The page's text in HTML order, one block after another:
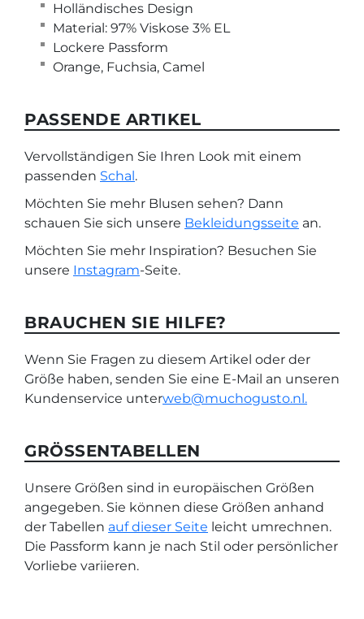
Holländisches Design
Material: 97% Viskose 3% EL
Lockere Passform
Orange, Fuchsia, Camel
PASSENDE ARTIKEL
Vervollständigen Sie Ihren Look mit einem
passenden Schal .
Möchten Sie mehr Blusen sehen? Dann
schauen Sie sich unsere Bekleidungsseite an.
Möchten Sie mehr Inspiration? Besuchen Sie
unsere Instagram-Seite.
BRAUCHEN SIE HILFE?
Wenn Sie Fragen zu diesem Artikel oder der
Größe haben, senden Sie eine E-Mail an unseren
Kundenservice unterweb@muchogusto.nl.
GRÖSSENTABELLEN
Unsere Größen sind in europäischen Größen
angegeben. Sie können diese Größen anhand
der Tabellen auf dieser Seite leicht umrechnen.
Die Passform kann je nach Stil oder persönlicher
Vorliebe variieren.